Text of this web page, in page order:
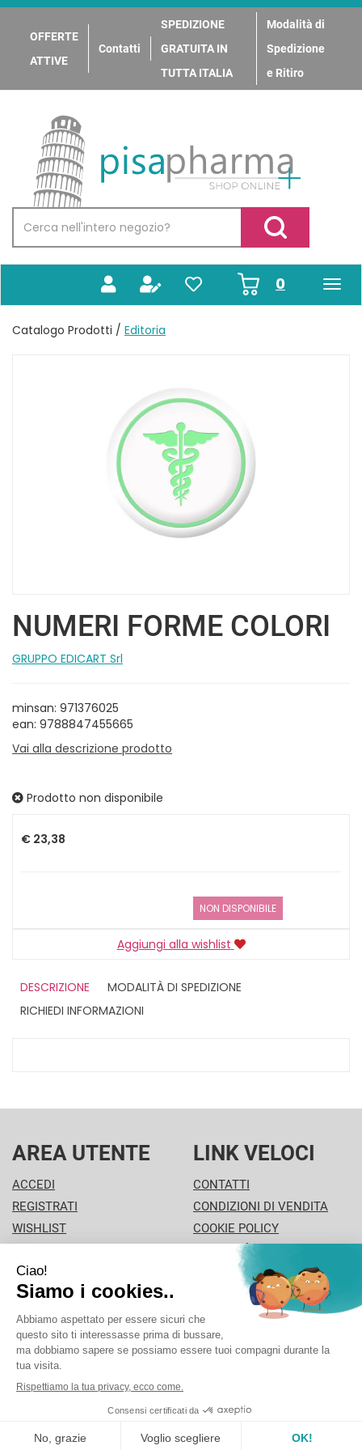
Passa
contenuto
principale
OFFERTE
ATTIVE
Contatti
SPEDIZIONE
GRATUITA IN
TUTTA ITALIA
Modalità di
Spedizione
e Ritiro
PisaPharma
Prodotto
Cerca Prodotto
0prodotti
inseriti
Catalogo Prodotti / Editoria
NUMERI FORME COLORI
GRUPPO EDICART Srl
minsan: 971376025
ean: 9788847455665
Vai alla descrizione prodotto
Prodotto non disponibile
€ 23,38
NON DISPONIBILE
Aggiungi alla wishlist
DESCRIZIONE
MODALITÀ DI SPEDIZIONE
RICHIEDI INFORMAZIONI
AREA UTENTE
ACCEDI
REGISTRATI
WISHLIST
NEWSLETTER
LINK VELOCI
CONTATTI
CONDIZIONI DI VENDITA
COOKIE POLICY
MODALITÀ DI PAGAMENTO
INFORMATIVA PRIVACY
PISA PHARMA - P.Iva: 02013280504 - Sede legale: VIA
L'ARANCIO 42 - 56126 Pisa (PI) Italia Tel/Fax. 0506930694
Cell./Whatsapp: 3312289485 info@pisapharma.it cod.
fiscale: FNCMCL73P63A091B iscritta al: PISA
Powered by Prenofa Web Design Fulcri srl